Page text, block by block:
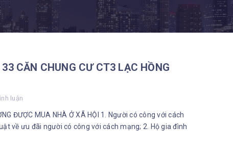
CĂN CHUNG CƯ CT3 LẠC HỒNG
luận
ĐƯỢC MUA NHÀ Ở XÃ HỘI 1. Người có công với cách
về ưu đãi người có công với cách mạng; 2. Hộ gia đình